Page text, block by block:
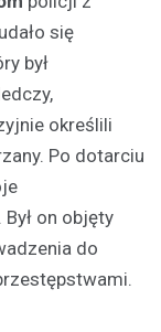
się
był
określili
Po dotarciu
on objęty
do